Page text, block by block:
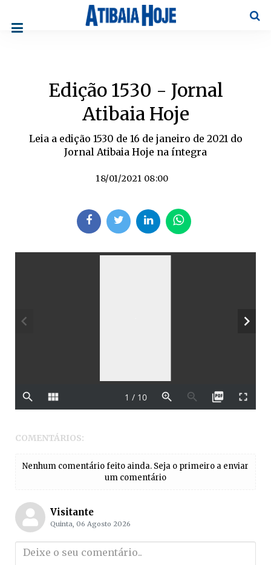
Edição 1530 - Jornal
Atibaia Hoje
Leia a edição 1530 de 16 de janeiro de 2021 do
Jornal Atibaia Hoje na íntegra
18/01/2021 08:00
COMENTÁRIOS:
Nenhum comentário feito ainda. Seja o primeiro a enviar
um comentário
Visitante
Quinta, 06 Agosto 2026